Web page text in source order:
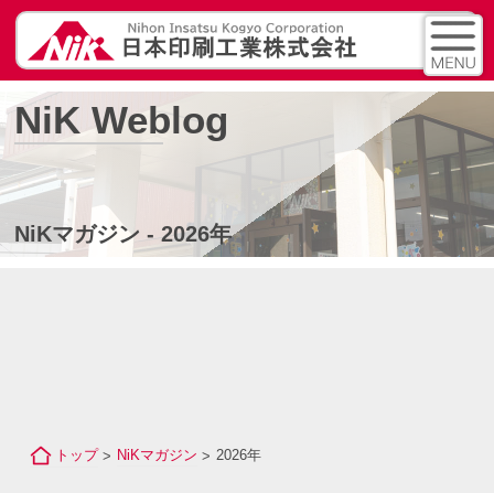
NiK Weblog
NiKマガジン - 2026年
トップ > NiKマガジン > 2026年